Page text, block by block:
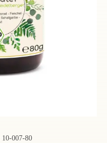
10-007-80